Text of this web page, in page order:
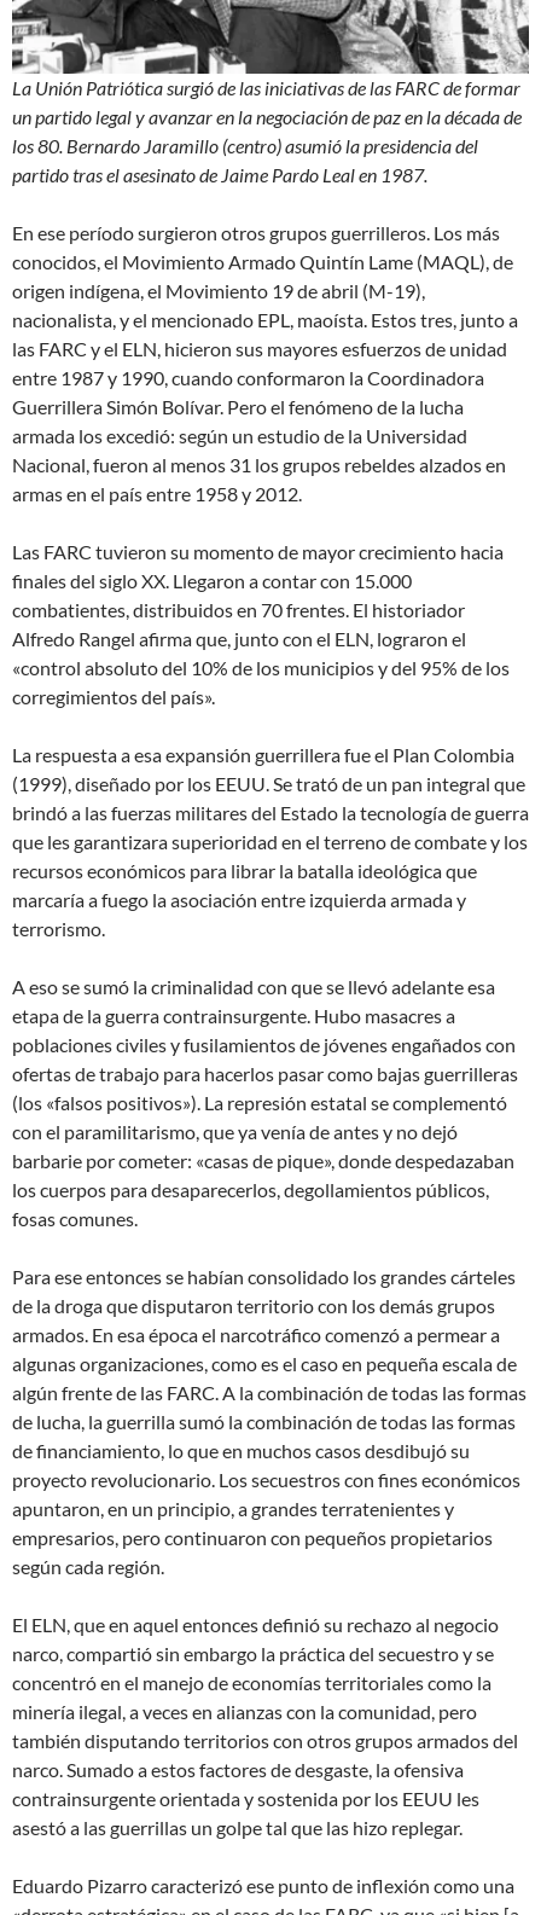
La Unión Patriótica surgió de las iniciativas de las FARC de formar
un partido legal y avanzar en la negociación de paz en la década de
los 80. Bernardo Jaramillo (centro) asumió la presidencia del
partido tras el asesinato de Jaime Pardo Leal en 1987.
En ese período surgieron otros grupos guerrilleros. Los más
conocidos, el Movimiento Armado Quintín Lame (MAQL), de
origen indígena, el Movimiento 19 de abril (M-19),
nacionalista, y el mencionado EPL, maoísta. Estos tres, junto a
las FARC y el ELN, hicieron sus mayores esfuerzos de unidad
entre 1987 y 1990, cuando conformaron la Coordinadora
Guerrillera Simón Bolívar. Pero el fenómeno de la lucha
armada los excedió: según un estudio de la Universidad
Nacional, fueron al menos 31 los grupos rebeldes alzados en
armas en el país entre 1958 y 2012.
Las FARC tuvieron su momento de mayor crecimiento hacia
finales del siglo XX. Llegaron a contar con 15.000
combatientes, distribuidos en 70 frentes. El historiador
Alfredo Rangel afirma que, junto con el ELN, lograron el
«control absoluto del 10% de los municipios y del 95% de los
corregimientos del país».
La respuesta a esa expansión guerrillera fue el Plan Colombia
(1999), diseñado por los EEUU. Se trató de un pan integral que
brindó a las fuerzas militares del Estado la tecnología de guerra
que les garantizara superioridad en el terreno de combate y los
recursos económicos para librar la batalla ideológica que
marcaría a fuego la asociación entre izquierda armada y
terrorismo.
A eso se sumó la criminalidad con que se llevó adelante esa
etapa de la guerra contrainsurgente. Hubo masacres a
poblaciones civiles y fusilamientos de jóvenes engañados con
ofertas de trabajo para hacerlos pasar como bajas guerrilleras
(los «falsos positivos»). La represión estatal se complementó
con el paramilitarismo, que ya venía de antes y no dejó
barbarie por cometer: «casas de pique», donde despedazaban
los cuerpos para desaparecerlos, degollamientos públicos,
fosas comunes.
Para ese entonces se habían consolidado los grandes cárteles
de la droga que disputaron territorio con los demás grupos
armados. En esa época el narcotráfico comenzó a permear a
algunas organizaciones, como es el caso en pequeña escala de
algún frente de las FARC. A la combinación de todas las formas
de lucha, la guerrilla sumó la combinación de todas las formas
de financiamiento, lo que en muchos casos desdibujó su
proyecto revolucionario. Los secuestros con fines económicos
apuntaron, en un principio, a grandes terratenientes y
empresarios, pero continuaron con pequeños propietarios
según cada región.
El ELN, que en aquel entonces definió su rechazo al negocio
narco, compartió sin embargo la práctica del secuestro y se
concentró en el manejo de economías territoriales como la
minería ilegal, a veces en alianzas con la comunidad, pero
también disputando territorios con otros grupos armados del
narco. Sumado a estos factores de desgaste, la ofensiva
contrainsurgente orientada y sostenida por los EEUU les
asestó a las guerrillas un golpe tal que las hizo replegar.
Eduardo Pizarro caracterizó ese punto de inflexión como una